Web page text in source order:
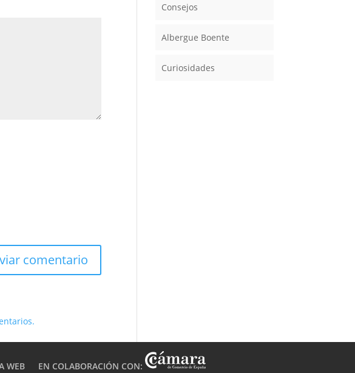
Consejos
Albergue Boente
Curiosidades
WEB EN COLABORACIÓN CON: